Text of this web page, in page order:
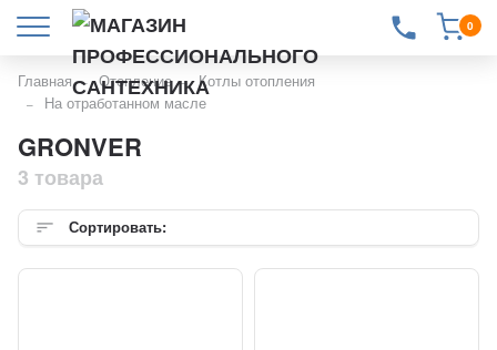
0
Главная Отопление
Котлы отопления
На отработанном масле
GRONVER
3 товара
Сортировать: